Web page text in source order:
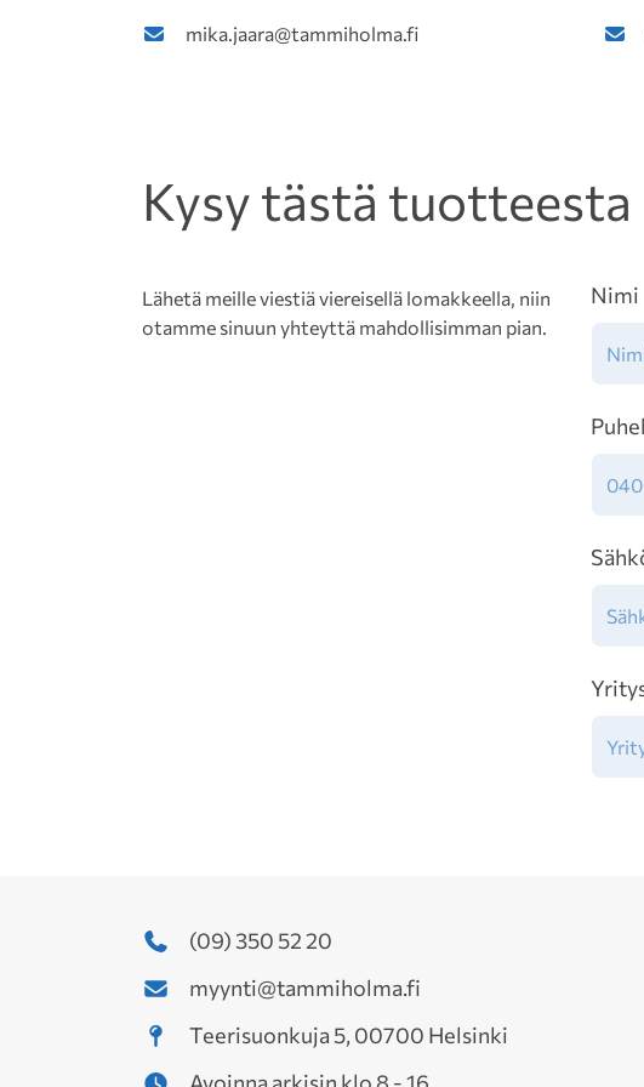
mika.jaara@tammiholma.fi
Kysy tästä tuotteesta
Lähetä meille viestiä viereisellä lomakkeella, niin
otamme sinuun yhteyttä mahdollisimman pian.
Nimi
(09) 350 52 20
myynti@tammiholma.fi
Teerisuonkuja 5, 00700 Helsinki